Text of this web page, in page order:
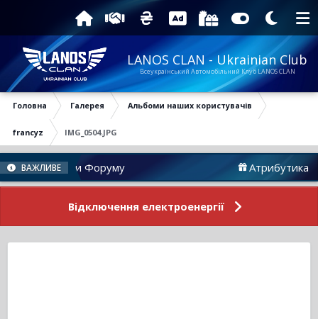
LANOS CLAN - Ukrainian Club
Всеукраїнський Автомобільний Клуб LANOS CLAN
Головна Галерея Альбоми наших користувачів
francyz IMG_0504.JPG
ВАЖЛИВЕ
Новини Форуму Атрибутика
Відключення електроенергії